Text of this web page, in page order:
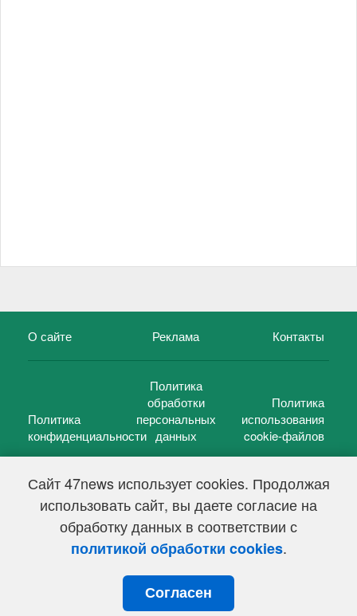
Сайт 47news использует cookies. Продолжая
использовать сайт, вы даете согласие на
обработку данных в соответствии с
политикой обработки cookies.
Согласен
О сайте Реклама Контакты
Политика
конфиденциальности
Политика
обработки
персональных
данных
Политика
использования
cookie-файлов
47 новостей (47 news)2005 — 2026 г.
Свидетельство о регистрации СМИ Эл № ФС 77-39848, выдано
Федеральной службой по надзору в сфере связи,
информационных технологий и массовых коммуникаций